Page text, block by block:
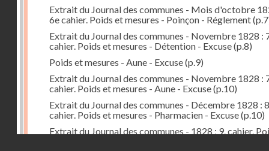
Extrait du Journal des communes - Mois d'octobre
6e cahier. Poids et mesures - Poinçon - Réglement
Extrait du Journal des communes - Novembre 1828 :
cahier. Poids et mesures - Détention - Excuse(p.8)
Poids et mesures - Aune - Excuse(p.9)
Extrait du Journal des communes - Novembre 1828 :
cahier. Poids et mesures - Aune - Excuse(p.10)
Extrait du Journal des communes - Décembre 1828 :
cahier. Poids et mesures - Pharmacien - Excuse(p.10)
Extrait du Journal des communes - 1828 : 9. cahier.